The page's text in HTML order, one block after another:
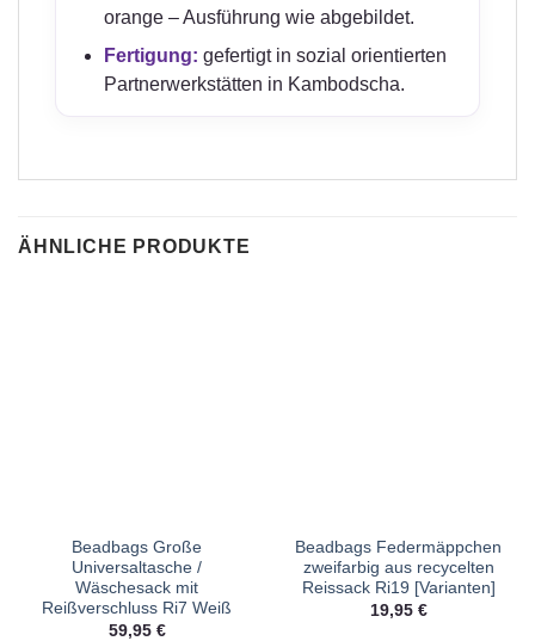
orange – Ausführung wie abgebildet.
Fertigung: gefertigt in sozial orientierten
Partnerwerkstätten in Kambodscha.
ÄHNLICHE PRODUKTE
Beadbags Große
Universaltasche /
Wäschesack mit
Reißverschluss Ri7 Weiß
59,95 €
Beadbags Federmäppchen
zweifarbig aus recycelten
Reissack Ri19 [Varianten]
19,95 €